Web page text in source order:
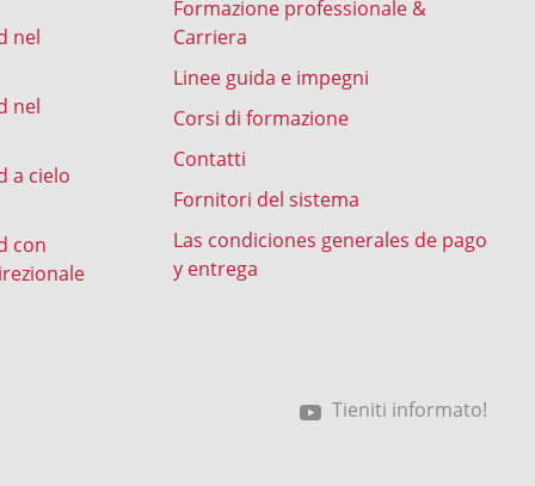
nel
nel
a cielo
con
Formazione professionale &
Carriera
Linee guida e impegni
Corsi di formazione
Contatti
Fornitori del sistema
Las condiciones generales de pago
y entrega
Tieniti informato!